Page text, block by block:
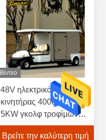
Βίντεο
48V ηλεκτρικός
κινητήρας 4000 κάρρων
5KW γκολφ τροφίμων
και ποτών * 1200 * ΚΚ
του 1900
Βρείτε την καλύτερη τιμή